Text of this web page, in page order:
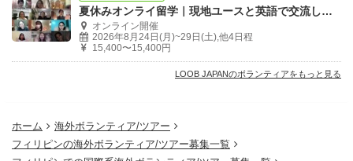
夏休みオンライ留学｜現地ユースと英語で交流しよう！
オンライン開催
2026年8月24日(月)~29日(土),他4日程
15,400〜15,400円
LOOB JAPANのボランティアをもっと見る
ホーム
海外ボランティア/ツアー
フィリピンの海外ボランティア/ツアー募集一覧